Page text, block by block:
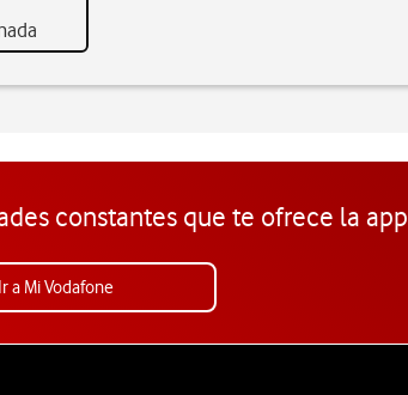
constantes que te ofrece la app
Ir a Mi Vodafone